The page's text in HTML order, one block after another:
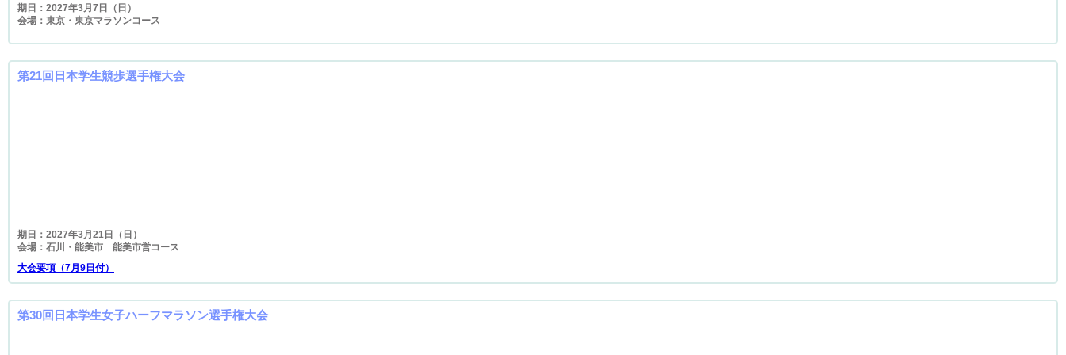
期日：2027年3月7日（日）
会場：東京・東京マラソンコース
第21回日本学生競歩選手権大会
期日：2027年3月21日（日）
会場：石川・能美市 能美市営コース
大会要項（7月9日付）
第30回日本学生女子ハーフマラソン選手権大会